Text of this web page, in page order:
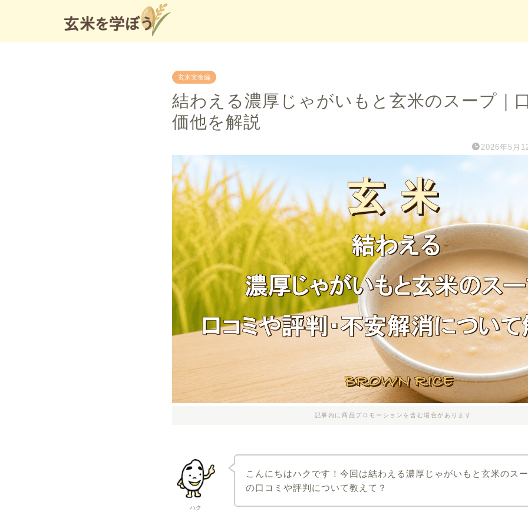
玄米実食編
結わえる濃厚じゃがいもと玄米のスープ｜
価他を解説
2026年5月
記事内に商品プロモーションを含む場合があります
ハク
こんにちはハクです！今回は結わえる濃厚じゃがいもと玄米のス
の口コミや評判について教えて？